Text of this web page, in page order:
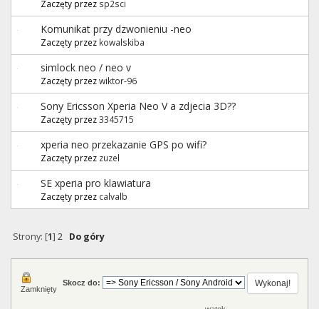
Zaczęty przez sp2sci
Komunikat przy dzwonieniu -neo
Zaczęty przez kowalskiba
simlock neo / neo v
Zaczęty przezwiktor-96
Sony Ericsson Xperia Neo V a zdjecia 3D??
Zaczęty przez3345715
xperia neo przekazanie GPS po wifi?
Zaczęty przez zuzel
SE xperia pro klawiatura
Zaczęty przez calvalb
Strony: [1] 2 Do góry
Skocz do:
Zamknięty